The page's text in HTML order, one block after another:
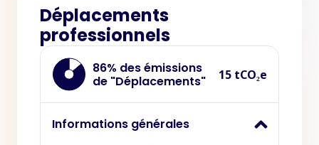
Déplacements
professionnels
86% des émissions
de "Déplacements"
15 tCO₂e
Informations générales